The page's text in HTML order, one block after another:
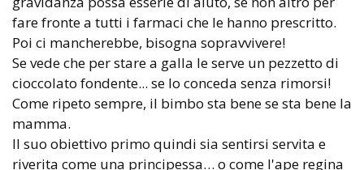
fare fronte a tutti i farmaci che le hanno prescritto.
Poi ci mancherebbe, bisogna sopravvivere!
Se vede che per stare a galla le serve un pezzetto di
cioccolato fondente... se lo conceda senza rimorsi!
Come ripeto sempre, il bimbo sta bene se sta bene la
mamma.
Il suo obiettivo primo quindi sia sentirsi servita e
riverita come una principessa… o come l'ape regina